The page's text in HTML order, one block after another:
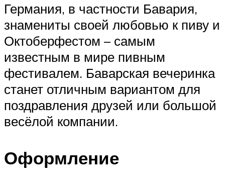
Германия, в частности Бавария,
знамениты своей любовью к пиву и
Октоберфестом – самым
известным в мире пивным
фестивалем. Баварская вечеринка
станет отличным вариантом для
поздравления друзей или большой
весёлой компании.
Оформление